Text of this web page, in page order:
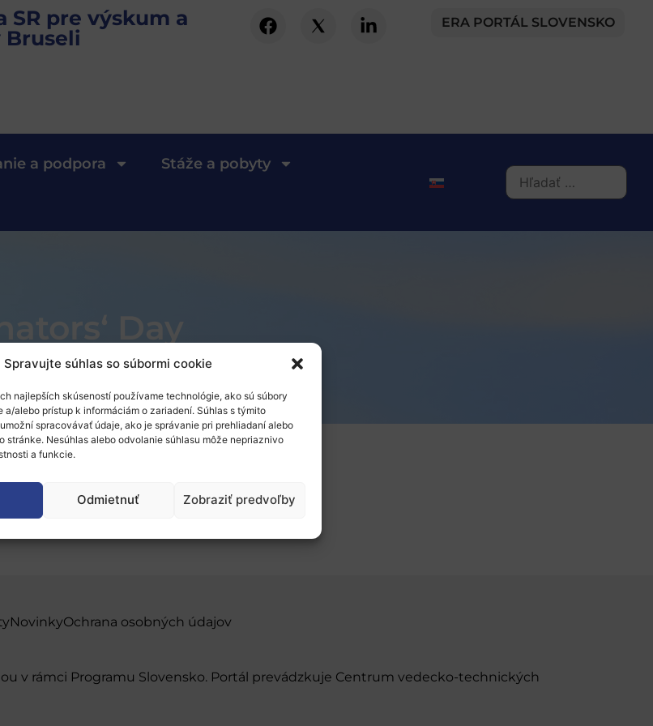
Spravujte súhlas so súbormi cookie
najlepších skúseností používame technológie, ako sú súbory
a/alebo prístup k informáciám o zariadení. Súhlas s týmito
spracovávať údaje, ako je správanie pri prehliadaní alebo
stránke. Nesúhlas alebo odvolanie súhlasu môže nepriaznivo
a funkcie.
Odmietnuť Zobraziť predvoľby
SR pre výskum a
Bruseli
ERA PORTÁL SLOVENSKO
a podpora Stáže a pobyty
Day
Day
NovinkyOchrana osobných údajov
v rámci Programu Slovensko. Portál prevádzkuje Centrum vedecko-technických